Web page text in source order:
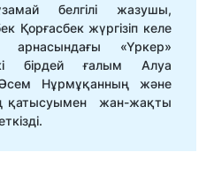
белгілі жазушы,
Қорғасбек жүргізіп келе
«Үркер»
бірдей ғалым Алуа
Нұрмұқанның және
қатысуымен жан-жақты